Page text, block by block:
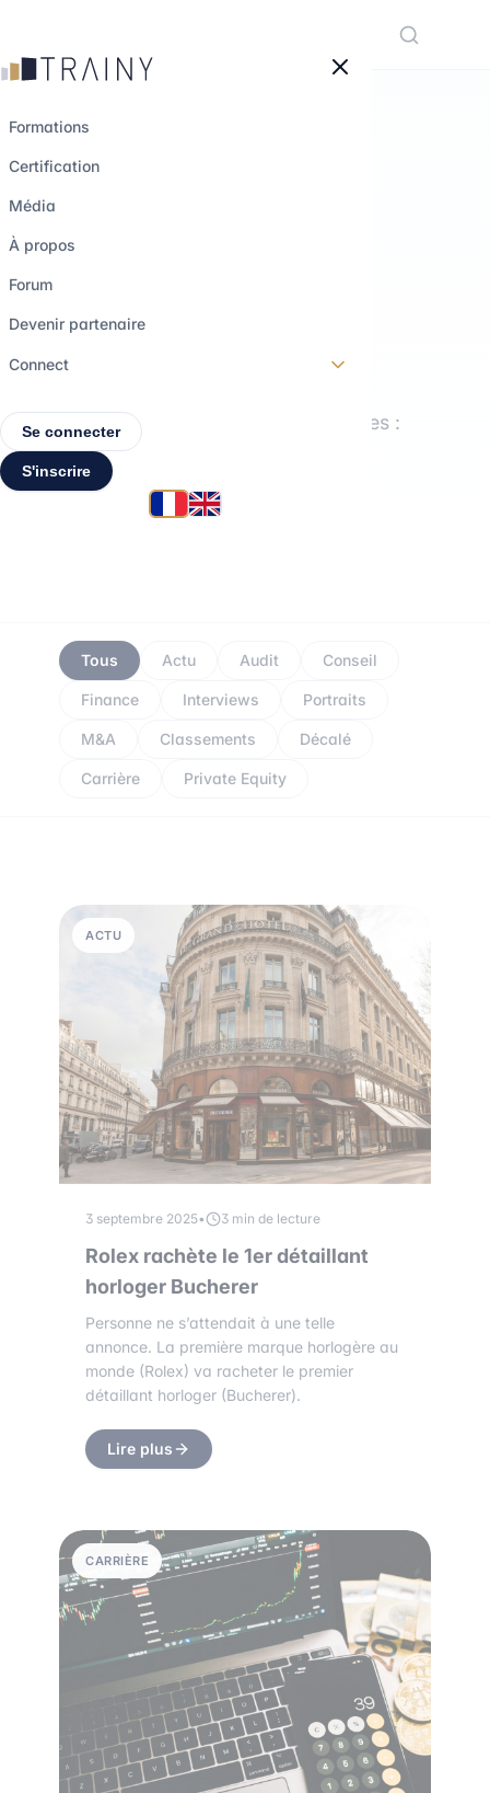
Formations
Certification
Média
À propos
Forum
Devenir partenaire
Connect
Se connecter
S'inscrire
Comprendre les
Explorer les
parcours.
Interviews, formations, décryptages :
tout pour construire ton projet
professionnel.
Tous Actu Audit Conseil
Finance Interviews Portraits
M&A Classements Décalé
Carrière Private Equity
ACTU
3 septembre 2025• 3 min de lecture
Rolex rachète le 1er détaillant
horloger Bucherer
Personne ne s’attendait à une telle
annonce. La première marque horlogère au
monde (Rolex) va racheter le premier
détaillant horloger (Bucherer).
Lire plus
CARRIÈRE